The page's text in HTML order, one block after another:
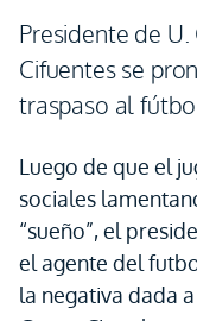
Presidente de
Cifuentes se
traspaso al
Luego de que el
sociales
“sueño”, el
el agente del
la negativa dada